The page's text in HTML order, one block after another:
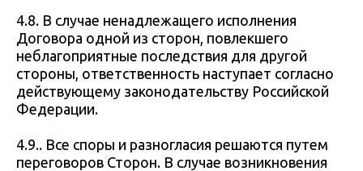
4.8. В случае ненадлежащего исполнения
Договора одной из сторон, повлекшего
неблагоприятные последствия для другой
стороны, ответственность наступает согласно
действующему законодательству Российской
Федерации.
4.9.. Все споры и разногласия решаются путем
переговоров Сторон. В случае возникновения